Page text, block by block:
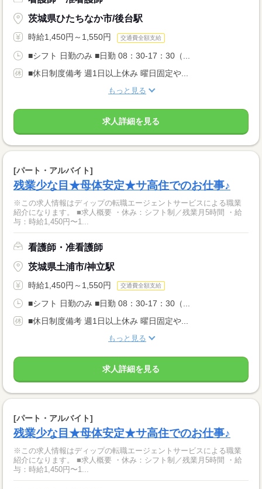
茨城県ひたちなか市/後台駅
時給1,450円～1,550円 交通費全額支給
■シフト 日勤のみ ■日勤 08：30-17：30（...
■休日制度備考 週1日以上休み 曜日固定や...
もっと見る
求人詳細を見る
[パート・アルバイト]
残業少な目★母体安定★サ高住でのお仕事♪
※この求人情報はディップの転職エージェントサービスによる職業
紹介になります。 ■求人概要 ・休み：シフト制／残業月5時間 ・給
与：時給1,450円〜1...
看護師・准看護師
茨城県土浦市/神立駅
時給1,450円～1,550円 交通費全額支給
■シフト 日勤のみ ■日勤 08：30-17：30（...
■休日制度備考 週1日以上休み 曜日固定や...
もっと見る
求人詳細を見る
[パート・アルバイト]
残業少な目★母体安定★サ高住でのお仕事♪
※この求人情報はディップの転職エージェントサービスによる職業
紹介になります。 ■求人概要 ・休み：シフト制／残業月5時間 ・給
与：時給1,450円〜1...